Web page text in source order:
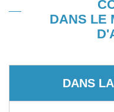
DANS LE
DANS